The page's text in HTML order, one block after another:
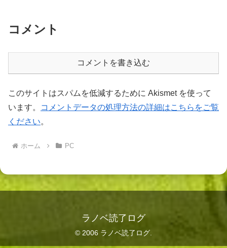
コメント
コメントを書き込む
このサイトはスパムを低減するために Akismet を使って
います。
コメントデータの処理方法の詳細はこちらをご覧
ください。
ホーム PC
ラノベ読了ログ
© 2006 ラノベ読了ログ.